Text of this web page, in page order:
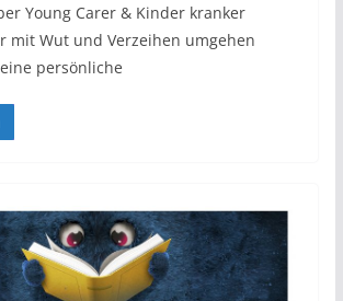
Young Carer & Kinder kranker
mit Wut und Verzeihen umgehen
persönliche